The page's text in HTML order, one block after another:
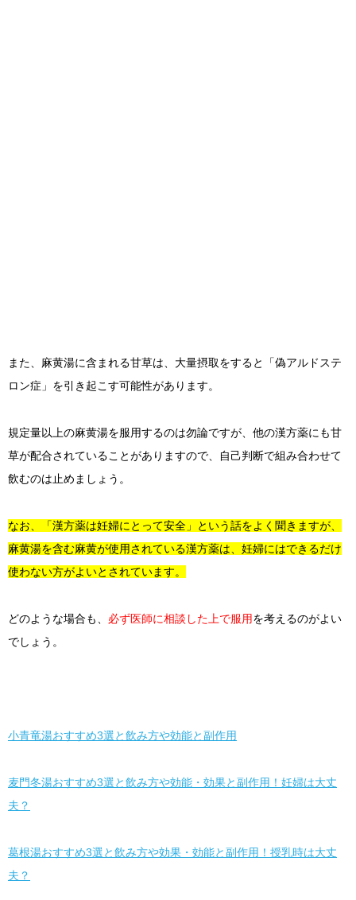
また、麻黄湯に含まれる甘草は、大量摂取をすると「偽アルドステ
ロン症」を引き起こす可能性があります。
規定量以上の麻黄湯を服用するのは勿論ですが、他の漢方薬にも甘
草が配合されていることがありますので、自己判断で組み合わせて
飲むのは止めましょう。
なお、「漢方薬は妊婦にとって安全」という話をよく聞きますが、
麻黄湯を含む麻黄が使用されている漢方薬は、妊婦にはできるだけ
使わない方がよいとされています。
どのような場合も、 必ず医師に相談した上で服用を考えるのがよい
でしょう。
小青竜湯おすすめ3選と飲み方や効能と副作用
麦門冬湯おすすめ3選と飲み方や効能・効果と副作用！妊婦は大丈
夫？
葛根湯おすすめ3選と飲み方や効果・効能と副作用！授乳時は大丈
夫？